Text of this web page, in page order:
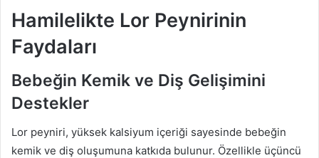
Hamilelikte Lor Peynirinin
Faydaları
Bebeğin Kemik ve Diş Gelişimini
Destekler
Lor peyniri, yüksek kalsiyum içeriği sayesinde bebeğin
kemik ve diş oluşumuna katkıda bulunur. Özellikle üçüncü